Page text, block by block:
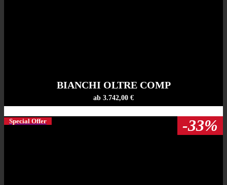
BIANCHI OLTRE COMP
ab 3.742,00 €
Special Offer -33%